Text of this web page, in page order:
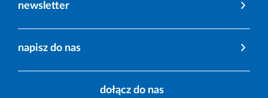
newsletter
napisz do nas
dołącz do nas